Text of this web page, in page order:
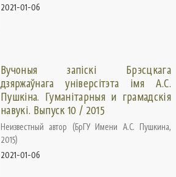
2021-01-06
Вучоныя запіскі Брэсцкага
дзяржаўнага універсітэта імя А.С.
Пушкіна. Гуманiтарныя и грамадскiя
навукi. Выпуск 10 / 2015
Неизвестный автор (БрГУ Имени А.С. Пушкина,
2015)
2021-01-06